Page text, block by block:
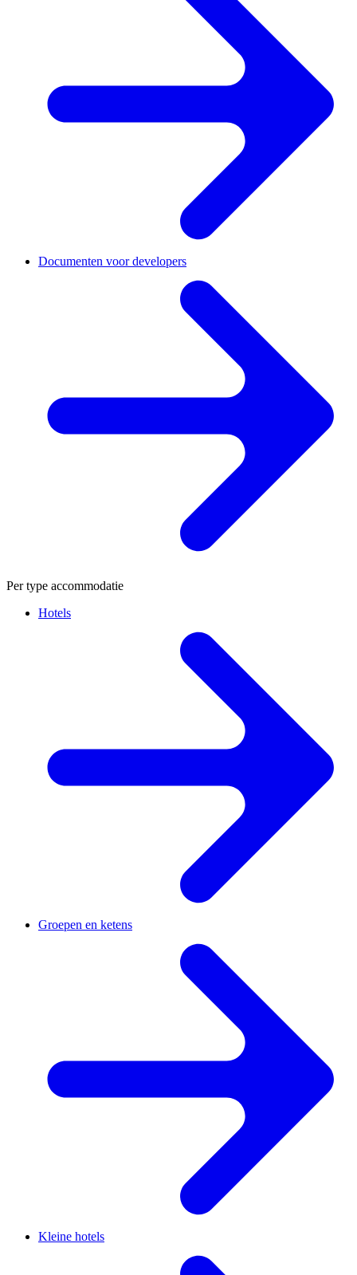
Documenten voor developers
Per type accommodatie
Hotels
Groepen en ketens
Kleine hotels